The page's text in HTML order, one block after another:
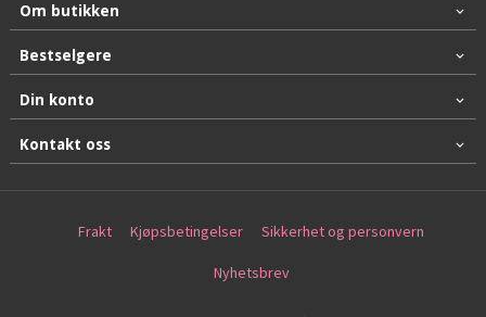
Om butikken
Bestselgere
Din konto
Kontakt oss
Frakt Kjøpsbetingelser Sikkerhet og personvern
Nyhetsbrev